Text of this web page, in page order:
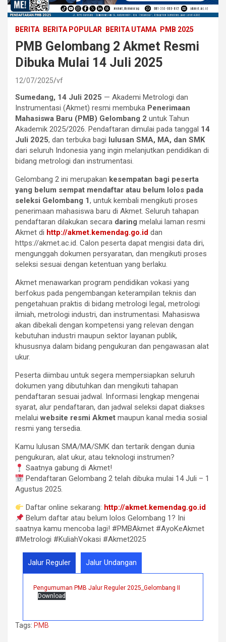
BERITA BERITA POPULAR BERITA UTAMA PMB 2025
PMB Gelombang 2 Akmet Resmi
Dibuka Mulai 14 Juli 2025
12/07/2025 vf
Sumedang, 14 Juli 2025 — Akademi Metrologi dan
Instrumentasi (Akmet) resmi membuka Penerimaan
Mahasiswa Baru (PMB) Gelombang 2 untuk Tahun
Akademik 2025/2026. Pendaftaran dimulai pada tanggal 14
Juli 2025, dan terbuka bagi lulusan SMA, MA, dan SMK
dari seluruh Indonesia yang ingin melanjutkan pendidikan di
bidang metrologi dan instrumentasi.
Gelombang 2 ini merupakan kesempatan bagi peserta
yang belum sempat mendaftar atau belum lolos pada
seleksi Gelombang 1, untuk kembali mengikuti proses
penerimaan mahasiswa baru di Akmet. Seluruh tahapan
pendaftaran dilakukan secara daring melalui laman resmi
Akmet di http://akmet.kemendag.go.id dan
https://akmet.ac.id. Calon peserta dapat mengisi data diri,
mengunggah dokumen persyaratan, dan mengikuti proses
seleksi sesuai dengan ketentuan yang berlaku.
Akmet menawarkan program pendidikan vokasi yang
berfokus pada pengembangan keterampilan teknis dan
pengetahuan praktis di bidang metrologi legal, metrologi
ilmiah, metrologi industri, dan instrumentasi. Mahasiswa
akan dibekali dengan kompetensi yang relevan dengan
kebutuhan industri maupun sektor layanan publik,
khususnya dalam bidang pengukuran dan pengawasan alat
ukur.
Peserta diimbau untuk segera mempersiapkan seluruh
dokumen yang dibutuhkan dan mengikuti tahapan
pendaftaran sesuai jadwal. Informasi lengkap mengenai
syarat, alur pendaftaran, dan jadwal seleksi dapat diakses
melaluiwebsite resmi Akmet maupun kanal media sosial
resmi yang tersedia.
Kamu lulusan SMA/MA/SMK dan tertarik dengan dunia
pengukuran, alat ukur, atau teknologi instrumen?
Saatnya gabung di Akmet!
Pendaftaran Gelombang 2 telah dibuka mulai 14 Juli – 1
Agustus 2025.
Daftar online sekarang: http://akmet.kemendag.go.id
Belum daftar atau belum lolos Gelombang 1? Ini
saatnya kamu mencoba lagi! #PMBAkmet #AyoKeAkmet
#Metrologi #KuliahVokasi #Akmet2025
Jalur Reguler Jalur Undangan
Pengumuman PMB Jalur Reguler 2025_Gelombang II
Download
Tags: PMB